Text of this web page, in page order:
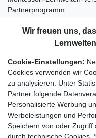
Partnerprogramm
Bestellung widerrufen
Datenschutzerklärung
AGB
Impressum
Aktuelles rund um
Montessori-
Kostenfreie
Cookie-Einstellungen:
Cookies verwenden wir
zu analysieren. Unter
Partner folgende
Personalisierte Werbung
Werbeleistungen und
Speichern von oder